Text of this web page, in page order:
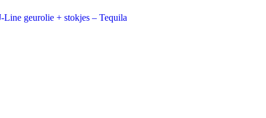
Line geurolie + stokjes – Tequila